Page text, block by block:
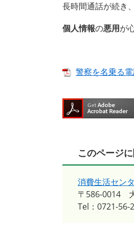
長時間通話が続き、
個人情報の悪用が
警察を名乗る
このページ
消費生活セン
〒586-0014
Tel：0721-56-